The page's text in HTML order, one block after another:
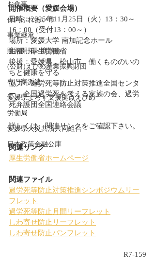
お食事
保内ふれあい市
事業継承
販路開拓・商談会
(公財)えひめ産業振興財団
専門家派遣
愛媛県よろず支援拠点えひめ
労働局
愛媛県火災共済共同組合
日本政策金融公庫
開催概要（愛媛会場）
日時：2025年11月25日（火）13：30～
16：00（受付13：00～）
場所：愛媛大学 南加記念ホール
主催：厚生労働省
後援：愛媛県、松山市、働くもののいの
ちと健康を守る
協力：過労死等防止対策推進全国センタ
ー、全国過労死を考える家族の会、過労
死弁護団全国連絡会議
詳しくは、関連リンクをご確認下さい。
関連リンク
厚生労働省ホームページ
関連ファイル
過労死等防止対策推進シンポジウムリー
フレット
過労死等防止月間リーフレット
しわ寄せ防止リーフレット
しわ寄せ防止パンフレット
R7-159